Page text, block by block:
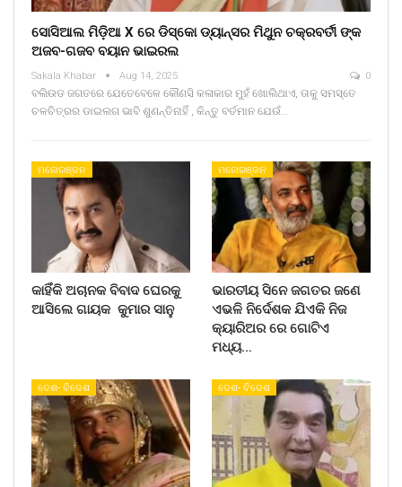
ସୋସିଆଲ ମିଡ଼ିଆ X ରେ ଡିସ୍କୋ ଡ୍ୟାନ୍ସର ମିଥୁନ ଚକ୍ରବର୍ତୀ ଙ୍କ
ଅଜବ-ଗଜବ ବୟାନ ଭାଇରଲ
Sakala Khabar Aug 14, 2025 0
ବଲିଉଡ ଜଗତରେ ଯେତେବେଳେ କୌଣସି କଳାକାର ମୁହଁ ଖୋଲିଥାଏ, ତାକୁ ସମସ୍ତେ
ଚଳଚିତ୍ରର ଡାଇଲଗ ଭାବି ଶୁଣନ୍ତିନାହିଁ , କିନ୍ତୁ ବର୍ତମାନ ଯେଉଁ…
ମନୋରଞ୍ଜନ
କାହିଁକି ଅଚାନକ ବିବାଦ ଘେରକୁ
ଆସିଲେ ଗାୟକ କୁମାର ସାନୁ
ମନୋରଞ୍ଜନ
ଭାରତୀୟ ସିନେ ଜଗତର ଜଣେ
ଏଭଳି ନିର୍ଦେଶକ ଯିଏକି ନିଜ
କ୍ୟାରିଅର ରେ ଗୋଟିଏ
ମଧ୍ୟ…
ଦେଶ- ବିଦେଶ ଦେଶ- ବିଦେଶ